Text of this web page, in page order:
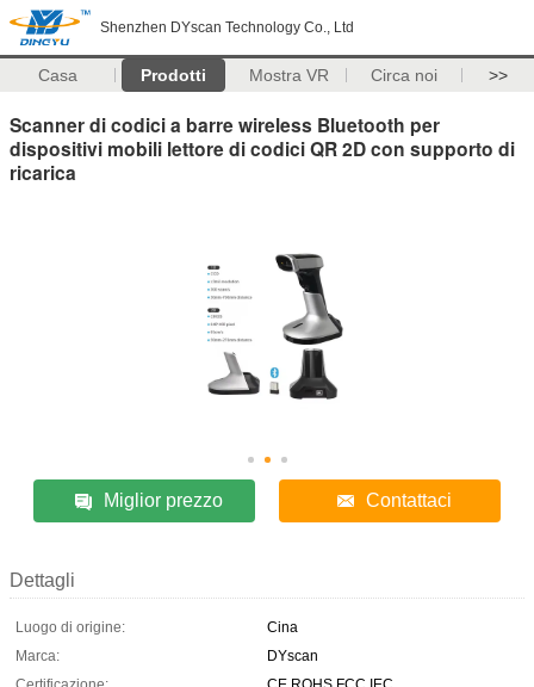
Shenzhen DYscan Technology Co., Ltd
Casa Prodotti Mostra VR Circa noi >>
Scanner di codici a barre wireless Bluetooth per
dispositivi mobili lettore di codici QR 2D con supporto di
ricarica
Miglior prezzo Contattaci
Dettagli
Luogo di origine:
Cina
Marca:
DYscan